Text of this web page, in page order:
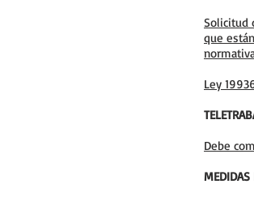
Solicitud
que
Ley
Debe
MEDIDAS